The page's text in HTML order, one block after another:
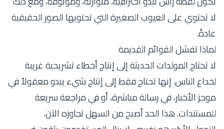
لا تحتوي على العيوب الصغيرة التي تحتويها الصور الحقيقية
عادةً.
لماذا تفشل القوائم القديمة
لا تحتاج المولدات الحديثة إلى إنتاج أخطاء تشريحية غريبة
لخداع الناس. إنها تحتاج فقط إلى إنتاج شيء يبدو معقولاً في
موجز الأخبار، في رسالة مباشرة، أو في مراجعة سريعة
للمستندات. هذا الحد أصبح من السهل تجاوزه الآن.